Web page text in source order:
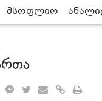
მსოფლიო